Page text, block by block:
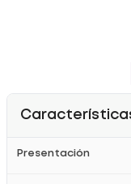
Presentación